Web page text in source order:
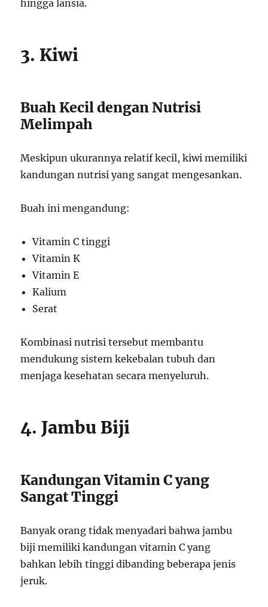
hingga lansia.
3. Kiwi
Buah Kecil dengan Nutrisi
Melimpah
Meskipun ukurannya relatif kecil, kiwi memiliki
kandungan nutrisi yang sangat mengesankan.
Buah ini mengandung:
Vitamin C tinggi
Vitamin K
Vitamin E
Kalium
Serat
Kombinasi nutrisi tersebut membantu
mendukung sistem kekebalan tubuh dan
menjaga kesehatan secara menyeluruh.
4. Jambu Biji
Kandungan Vitamin C yang
Sangat Tinggi
Banyak orang tidak menyadari bahwa jambu
biji memiliki kandungan vitamin C yang
bahkan lebih tinggi dibanding beberapa jenis
jeruk.